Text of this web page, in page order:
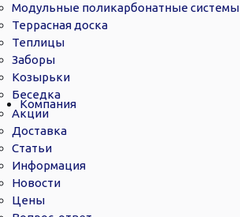
Модульные поликарбонатные системы
Террасная доска
Теплицы
Заборы
Козырьки
Беседка
Компания
Акции
Доставка
Статьи
Информация
Новости
Цены